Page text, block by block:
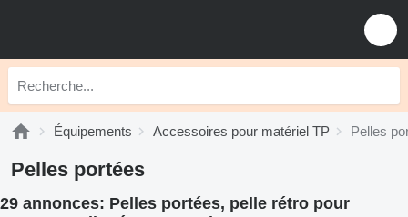
Équipements Accessoires pour matériel TP Pelles
Pelles portées
29 annonces: Pelles portées, pelle rétro pour